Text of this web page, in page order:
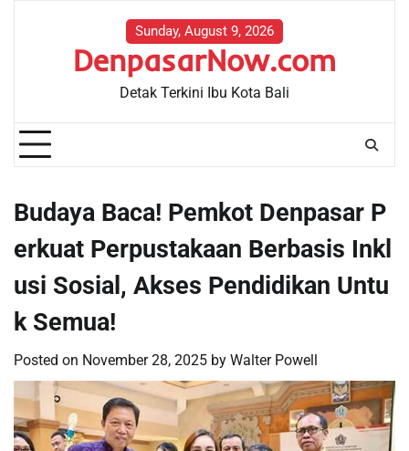
Sunday, August 9, 2026
DenpasarNow.com
Detak Terkini Ibu Kota Bali
Budaya Baca! Pemkot Denpasar P
erkuat Perpustakaan Berbasis Inkl
usi Sosial, Akses Pendidikan Untu
k Semua!
Posted on November 28, 2025 by Walter Powell